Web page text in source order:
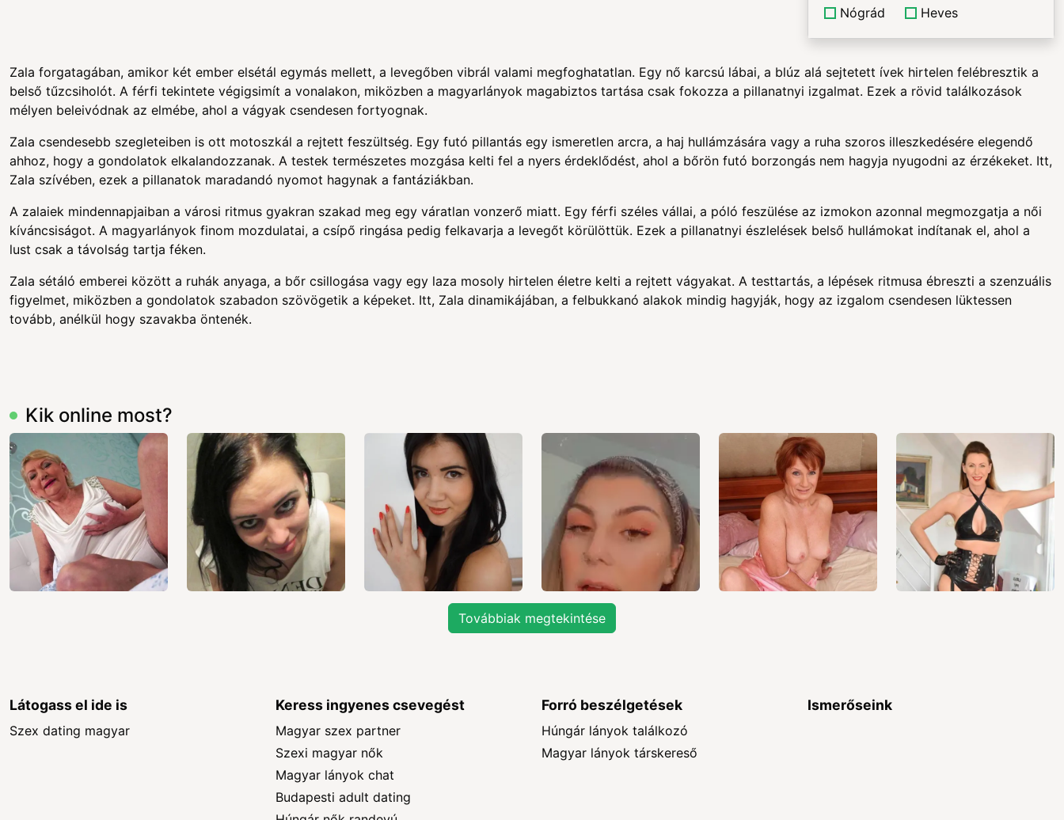
Nógrád
Heves
Zala forgatagában, amikor két ember elsétál egymás mellett, a levegőben vibrál valami megfoghatatlan. Egy nő karcsú lábai, a blúz alá sejtetett ívek hirtelen felébresztik a
belső tűzcsiholót. A férfi tekintete végigsimít a vonalakon, miközben a magyarlányok magabiztos tartása csak fokozza a pillanatnyi izgalmat. Ezek a rövid találkozások
mélyen beleivódnak az elmébe, ahol a vágyak csendesen fortyognak.
Zala csendesebb szegleteiben is ott motoszkál a rejtett feszültség. Egy futó pillantás egy ismeretlen arcra, a haj hullámzására vagy a ruha szoros illeszkedésére elegendő
ahhoz, hogy a gondolatok elkalandozzanak. A testek természetes mozgása kelti fel a nyers érdeklődést, ahol a bőrön futó borzongás nem hagyja nyugodni az érzékeket. Itt,
Zala szívében, ezek a pillanatok maradandó nyomot hagynak a fantáziákban.
A zalaiek mindennapjaiban a városi ritmus gyakran szakad meg egy váratlan vonzerő miatt. Egy férfi széles vállai, a póló feszülése az izmokon azonnal megmozgatja a női
kíváncsiságot. A magyarlányok finom mozdulatai, a csípő ringása pedig felkavarja a levegőt körülöttük. Ezek a pillanatnyi észlelések belső hullámokat indítanak el, ahol a
lust csak a távolság tartja féken.
Zala sétáló emberei között a ruhák anyaga, a bőr csillogása vagy egy laza mosoly hirtelen életre kelti a rejtett vágyakat. A testtartás, a lépések ritmusa ébreszti a szenzuális
figyelmet, miközben a gondolatok szabadon szövögetik a képeket. Itt, Zala dinamikájában, a felbukkanó alakok mindig hagyják, hogy az izgalom csendesen lüktessen
tovább, anélkül hogy szavakba öntenék.
Kik online most?
Továbbiak megtekintése
Látogass el ide is
Szex dating magyar
Keress ingyenes csevegést
Magyar szex partner
Szexi magyar nők
Magyar lányok chat
Budapesti adult dating
Forró beszélgetések
Húngár lányok találkozó
Magyar lányok társkereső
Ismerőseink